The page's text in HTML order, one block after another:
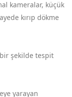
kameralar, küçük
kırıp dökme
bir şekilde tespit
yarayan